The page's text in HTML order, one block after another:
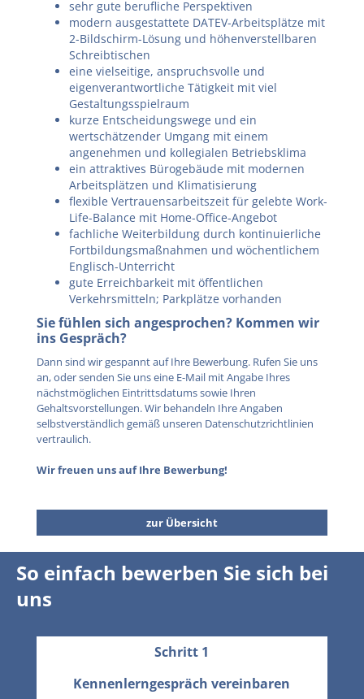
sehr gute berufliche Perspektiven
modern ausgestattete DATEV-Arbeitsplätze mit
2-Bildschirm-Lösung und höhenverstellbaren
Schreibtischen
eine vielseitige, anspruchsvolle und
eigenverantwortliche Tätigkeit mit viel
Gestaltungsspielraum
kurze Entscheidungswege und ein
wertschätzender Umgang mit einem
angenehmen und kollegialen Betriebsklima
ein attraktives Bürogebäude mit modernen
Arbeitsplätzen und Klimatisierung
flexible Vertrauensarbeitszeit für gelebte Work-
Life-Balance mit Home-Office-Angebot
fachliche Weiterbildung durch kontinuierliche
Fortbildungsmaßnahmen und wöchentlichem
Englisch-Unterricht
gute Erreichbarkeit mit öffentlichen
Verkehrsmitteln; Parkplätze vorhanden
Sie fühlen sich angesprochen? Kommen wir
ins Gespräch?
Dann sind wir gespannt auf Ihre Bewerbung. Rufen Sie uns
an, oder senden Sie uns eine E-Mail mit Angabe Ihres
nächstmöglichen Eintrittsdatums sowie Ihren
Gehaltsvorstellungen. Wir behandeln Ihre Angaben
selbstverständlich gemäß unseren Datenschutzrichtlinien
vertraulich.
Wir freuen uns auf Ihre Bewerbung!
zur Übersicht
So einfach bewerben Sie sich bei
uns
Schritt 1
Kennenlerngespräch vereinbaren